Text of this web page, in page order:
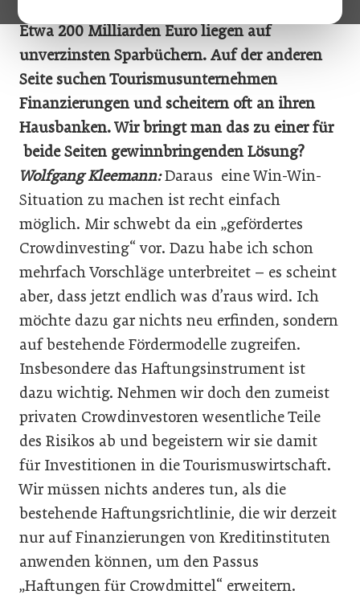
Etwa 200 Milliarden Euro liegen auf
unverzinsten Sparbüchern. Auf der anderen
Seite suchen Tourismusunternehmen
Finanzierungen und scheitern oft an ihren
Hausbanken. Wir bringt man das zu einer für
beide Seiten gewinnbringenden Lösung?
Wolfgang Kleemann:Daraus eine Win-Win-
Situation zu machen ist recht einfach
möglich. Mir schwebt da ein „gefördertes
Crowdinvesting“ vor. Dazu habe ich schon
mehrfach Vorschläge unterbreitet – es scheint
aber, dass jetzt endlich was d’raus wird. Ich
möchte dazu gar nichts neu erfinden, sondern
auf bestehende Fördermodelle zugreifen.
Insbesondere das Haftungsinstrument ist
dazu wichtig. Nehmen wir doch den zumeist
privaten Crowdinvestoren wesentliche Teile
des Risikos ab und begeistern wir sie damit
für Investitionen in die Tourismuswirtschaft.
Wir müssen nichts anderes tun, als die
bestehende Haftungsrichtlinie, die wir derzeit
nur auf Finanzierungen von Kreditinstituten
anwenden können, um den Passus
„Haftungen für Crowdmittel“ erweitern.